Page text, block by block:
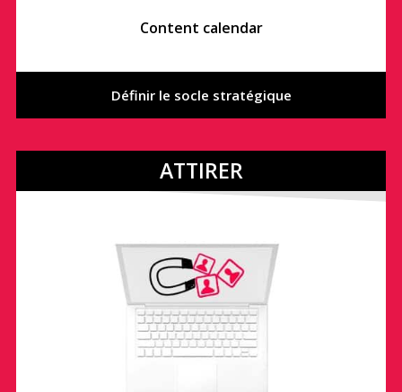
Content calendar
Définir le socle stratégique
ATTIRER